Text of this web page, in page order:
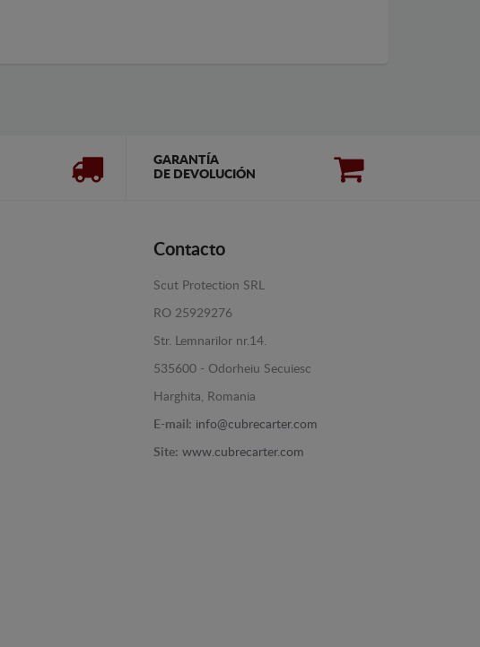
GARANTÍA
DE DEVOLUCIÓN
Contacto
Scut Protection SRL
RO 25929276
Str. Lemnarilor nr.14.
535600 - Odorheiu Secuiesc
Harghita, Romania
E-mail: info@cubrecarter.com
Site: www.cubrecarter.com